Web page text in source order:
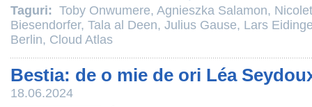
Taguri: Toby Onwumere, Agnieszka Salamon,
Biesendorfer, Tala al Deen, Julius Gause, Lars
Berlin, Cloud Atlas
Bestia: de o mie de ori Léa
18.06.2024